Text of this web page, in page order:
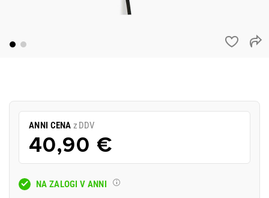
ANNI CENA z DDV
40,90 €
NA ZALOGI V ANNI